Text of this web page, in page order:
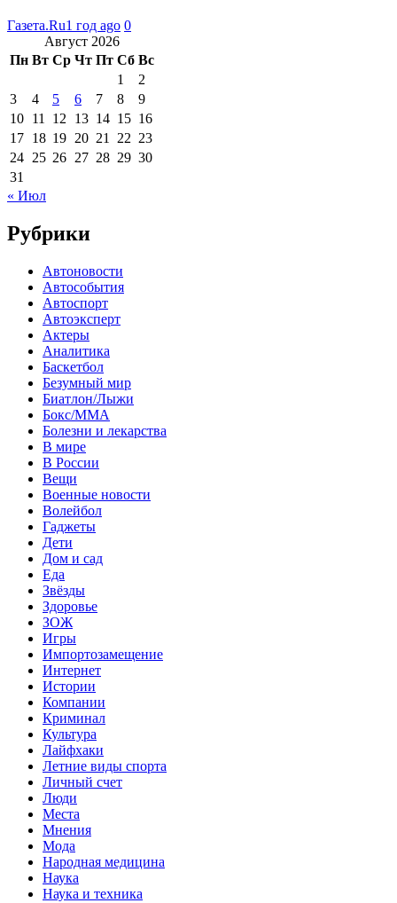
Газета.Ru1 год ago 0
Август 2026
Пн Вт Ср Чт Пт Сб Вс
1
2
3
4 5 6 7 8
9
10 11 12 13 14 15 16
17 18 19 20 21 22 23
24 25 26 27 28 29 30
31
« Июл
Рубрики
Автоновости
Автособытия
Автоспорт
Автоэксперт
Актеры
Аналитика
Баскетбол
Безумный мир
Биатлон/Лыжи
Бокс/MMA
Болезни и лекарства
В мире
В России
Вещи
Военные новости
Волейбол
Гаджеты
Дети
Дом и сад
Еда
Звёзды
Здоровье
ЗОЖ
Игры
Импортозамещение
Интернет
Истории
Компании
Криминал
Культура
Лайфхаки
Летние виды спорта
Личный счет
Люди
Места
Мнения
Мода
Народная медицина
Наука
Наука и техника